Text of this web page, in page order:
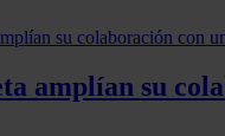
amplían su